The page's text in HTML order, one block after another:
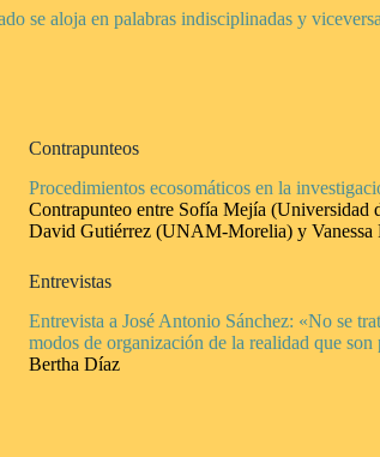
se aloja en palabras indisciplinadas y viceversa
Contrapunteos
Procedimientos ecosomáticos en la
Contrapunteo entre Sofía Mejía (Universidad
David Gutiérrez (UNAM-Morelia) y Vanessa
Entrevistas
Entrevista a José Antonio Sánchez: «No se
modos de organización de la realidad que son
Bertha Díaz